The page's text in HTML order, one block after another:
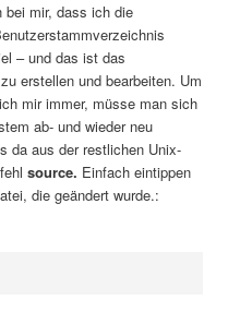
bei mir, dass ich die
– und das ist das
erstellen und bearbeiten. Um
mir immer, müsse man sich
ab- und wieder neu
da aus der restlichen Unix-
source. Einfach eintippen
die geändert wurde.: